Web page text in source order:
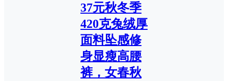
37元秋冬季
420克兔绒厚
面料坠感修
身显瘦高腰
裤，女春秋